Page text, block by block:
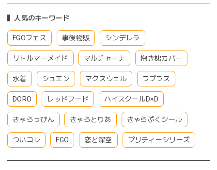
人気のキーワード
FGOフェス 事後物販 シンデレラ
リトルマーメイド マルチャーナ 抱き枕カバー
水着 シュエン マクスウェル ラプラス
DORO レッドフード ハイスクールD×D
きゃらっぴん きゃらとりあ きゃらぷくシール
ついコレ FGO 恋と深空 プリティーシリーズ